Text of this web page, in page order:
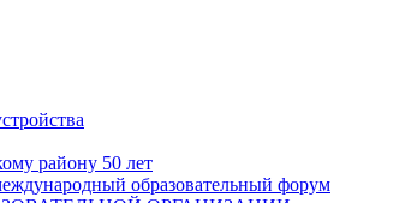
району 50 лет
образовательный форум